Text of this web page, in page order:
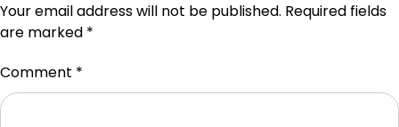
Your email address will not be published. Required fields
are marked *
Comment *